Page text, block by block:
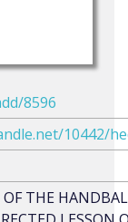
8596
10442/
OF THE